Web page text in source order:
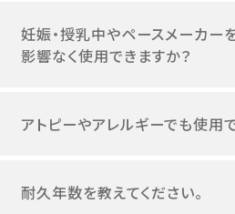
妊娠・授乳中やペースメーカー
影響なく使用できますか？
アトピーやアレルギーでも使用
耐久年数を教えてください。